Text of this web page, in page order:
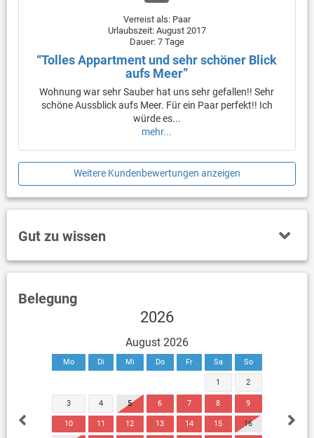
Verreist als: Paar
Urlaubszeit: August 2017
Dauer: 7 Tage
“Tolles Appartment und sehr schöner Blick
aufs Meer”
Wohnung war sehr Sauber hat uns sehr gefallen!! Sehr
schöne Aussblick aufs Meer. Für ein Paar perfekt!! Ich
würde es...
mehr...
Weitere Kundenbewertungen anzeigen
Gut zu wissen
Belegung
2026
August 2026
Mo Di Mi Do Fr Sa So
1 2
3 4 5 6 7 8 9
10 11 12 13 14 15 16